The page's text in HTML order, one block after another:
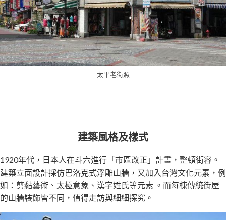
太平老街照
建築風格及樣式
1920年代，日本人在斗六進行「市區改正」計畫，整頓街容。
建築立面設計採仿巴洛克式浮雕山牆，又加入台灣文化元素，例
如：剪黏藝術、太極意象、漢字姓氏等元素 。而每棟傳統街屋
的山牆裝飾皆不同，值得走訪與細細探究。